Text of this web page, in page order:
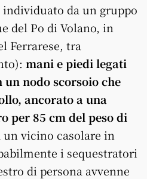
da un gruppo
del Po di Volano, in
Ferrarese, tra
mani e piedi legati
nodo scorsoio che
ancorato a una
per 85 cm del peso di
un vicino casolare in
i sequestratori
di persona avvenne